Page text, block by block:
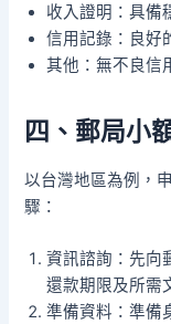
收入證明：具備
信用記錄：良好
其他：無不良信
四、郵局小
以台灣地區為例，
驟：
資訊諮詢：先向
還款期限及所需
準備資料：準備